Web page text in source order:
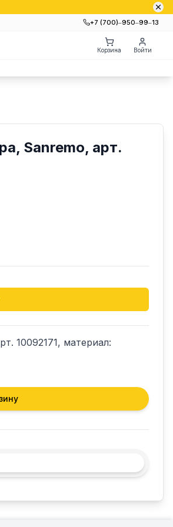
+7 (700)‒950‒99‒13
Корзина Войти
Sanremo, арт.
10092171, материал: